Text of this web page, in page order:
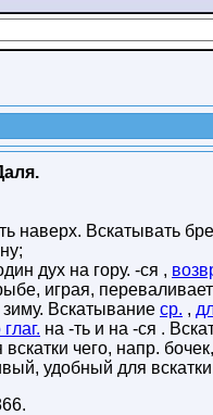
наверх. Вскатывать
дух на гору. -ся ,
играя,
Вскатывание ср. ,
на -ть и на -ся .
вскатки чего, напр.
удобный для
.